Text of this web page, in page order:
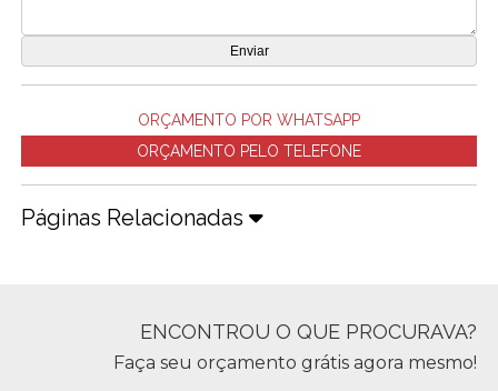
ORÇAMENTO POR WHATSAPP
ORÇAMENTO PELO TELEFONE
Páginas Relacionadas
ENCONTROU O QUE PROCURAVA?
Faça seu orçamento grátis agora mesmo!